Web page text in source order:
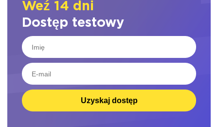
Weź 14 dni
Dostęp testowy
Uzyskaj dostęp